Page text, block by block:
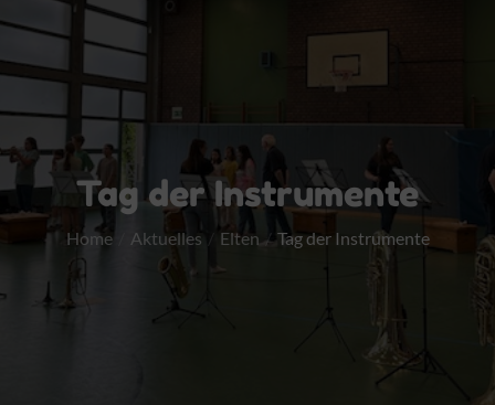
Tag der Instrumente
Home Aktuelles Elten Tag der Instrumente